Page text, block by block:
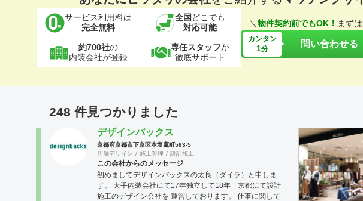
サービス利用料は
完全無料
全国 どこでも
対応可能
約700社の
内装会社が登録
専任スタッフが
徹底サポート
＼ 物件契約前でもOK！ まず
カンタン
1分 問い合わせる
248 件見つかりました
デザインバックス
京都府京都市下京区本塩竃町583-5
店舗デザイン
施工管理 設計施工
この会社からのメッセージ
初めましてデザインバックスの太良（ダイラ）と申しま
す。 大手内装会社にて17年独立して18年 京都にて設計
施工のデザイン会社を 運営しております。 仕事に関して